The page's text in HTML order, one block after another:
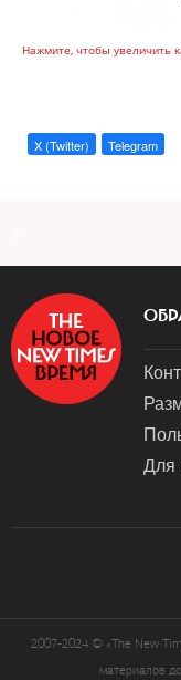
Нажмите, чтобы увеличить
X (Twitter) Telegram
Для
2007-2024 © «The New
материалов